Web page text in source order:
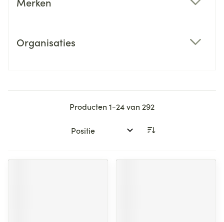
Organisaties
Producten1-24van 292
Sorteer op: